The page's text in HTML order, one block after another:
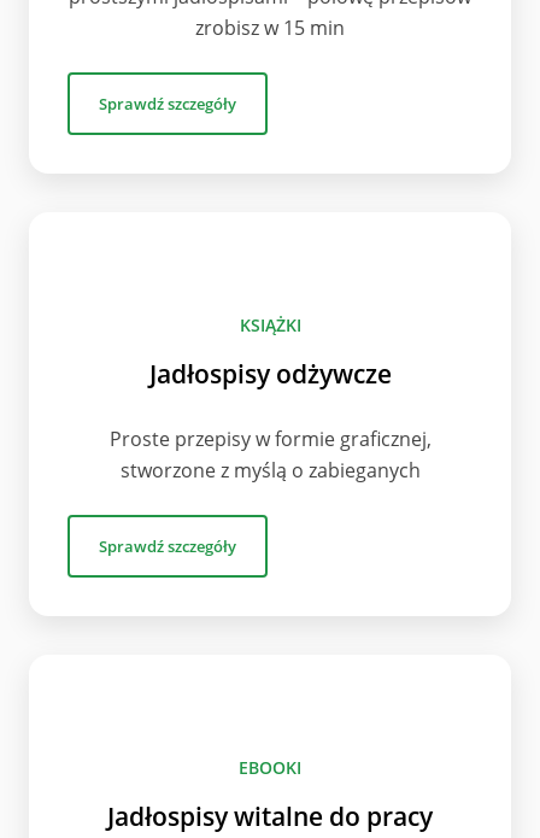
zrobisz w 15 min
Sprawdź szczegóły
KSIĄŻKI
Jadłospisy odżywcze
Proste przepisy w formie graficznej,
stworzone z myślą o zabieganych
Sprawdź szczegóły
EBOOKI
Jadłospisy witalne do pracy